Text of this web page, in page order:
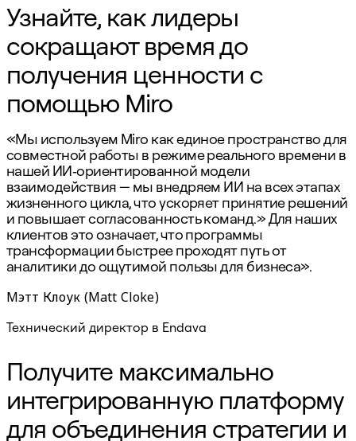
Узнайте, как лидеры
сокращают время до
получения ценности с
помощью Miro
«Мы используем Miro как единое пространство для
совместной работы в режиме реального времени в
нашей ИИ‑ориентированной модели
взаимодействия — мы внедряем ИИ на всех этапах
жизненного цикла, что ускоряет принятие решений
и повышает согласованность команд.» Для наших
клиентов это означает, что программы
трансформации быстрее проходят путь от
аналитики до ощутимой пользы для бизнеса».
Мэтт Клоук (Matt Cloke)
Технический директор в Endava
Получите максимально
интегрированную платформу
для объединения стратегии и